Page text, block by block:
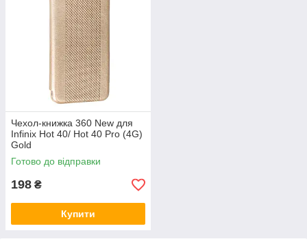
Чехол-книжка 360 New для
Infinix Hot 40/ Hot 40 Pro (4G)
Gold
Готово до відправки
198 ₴
Купити